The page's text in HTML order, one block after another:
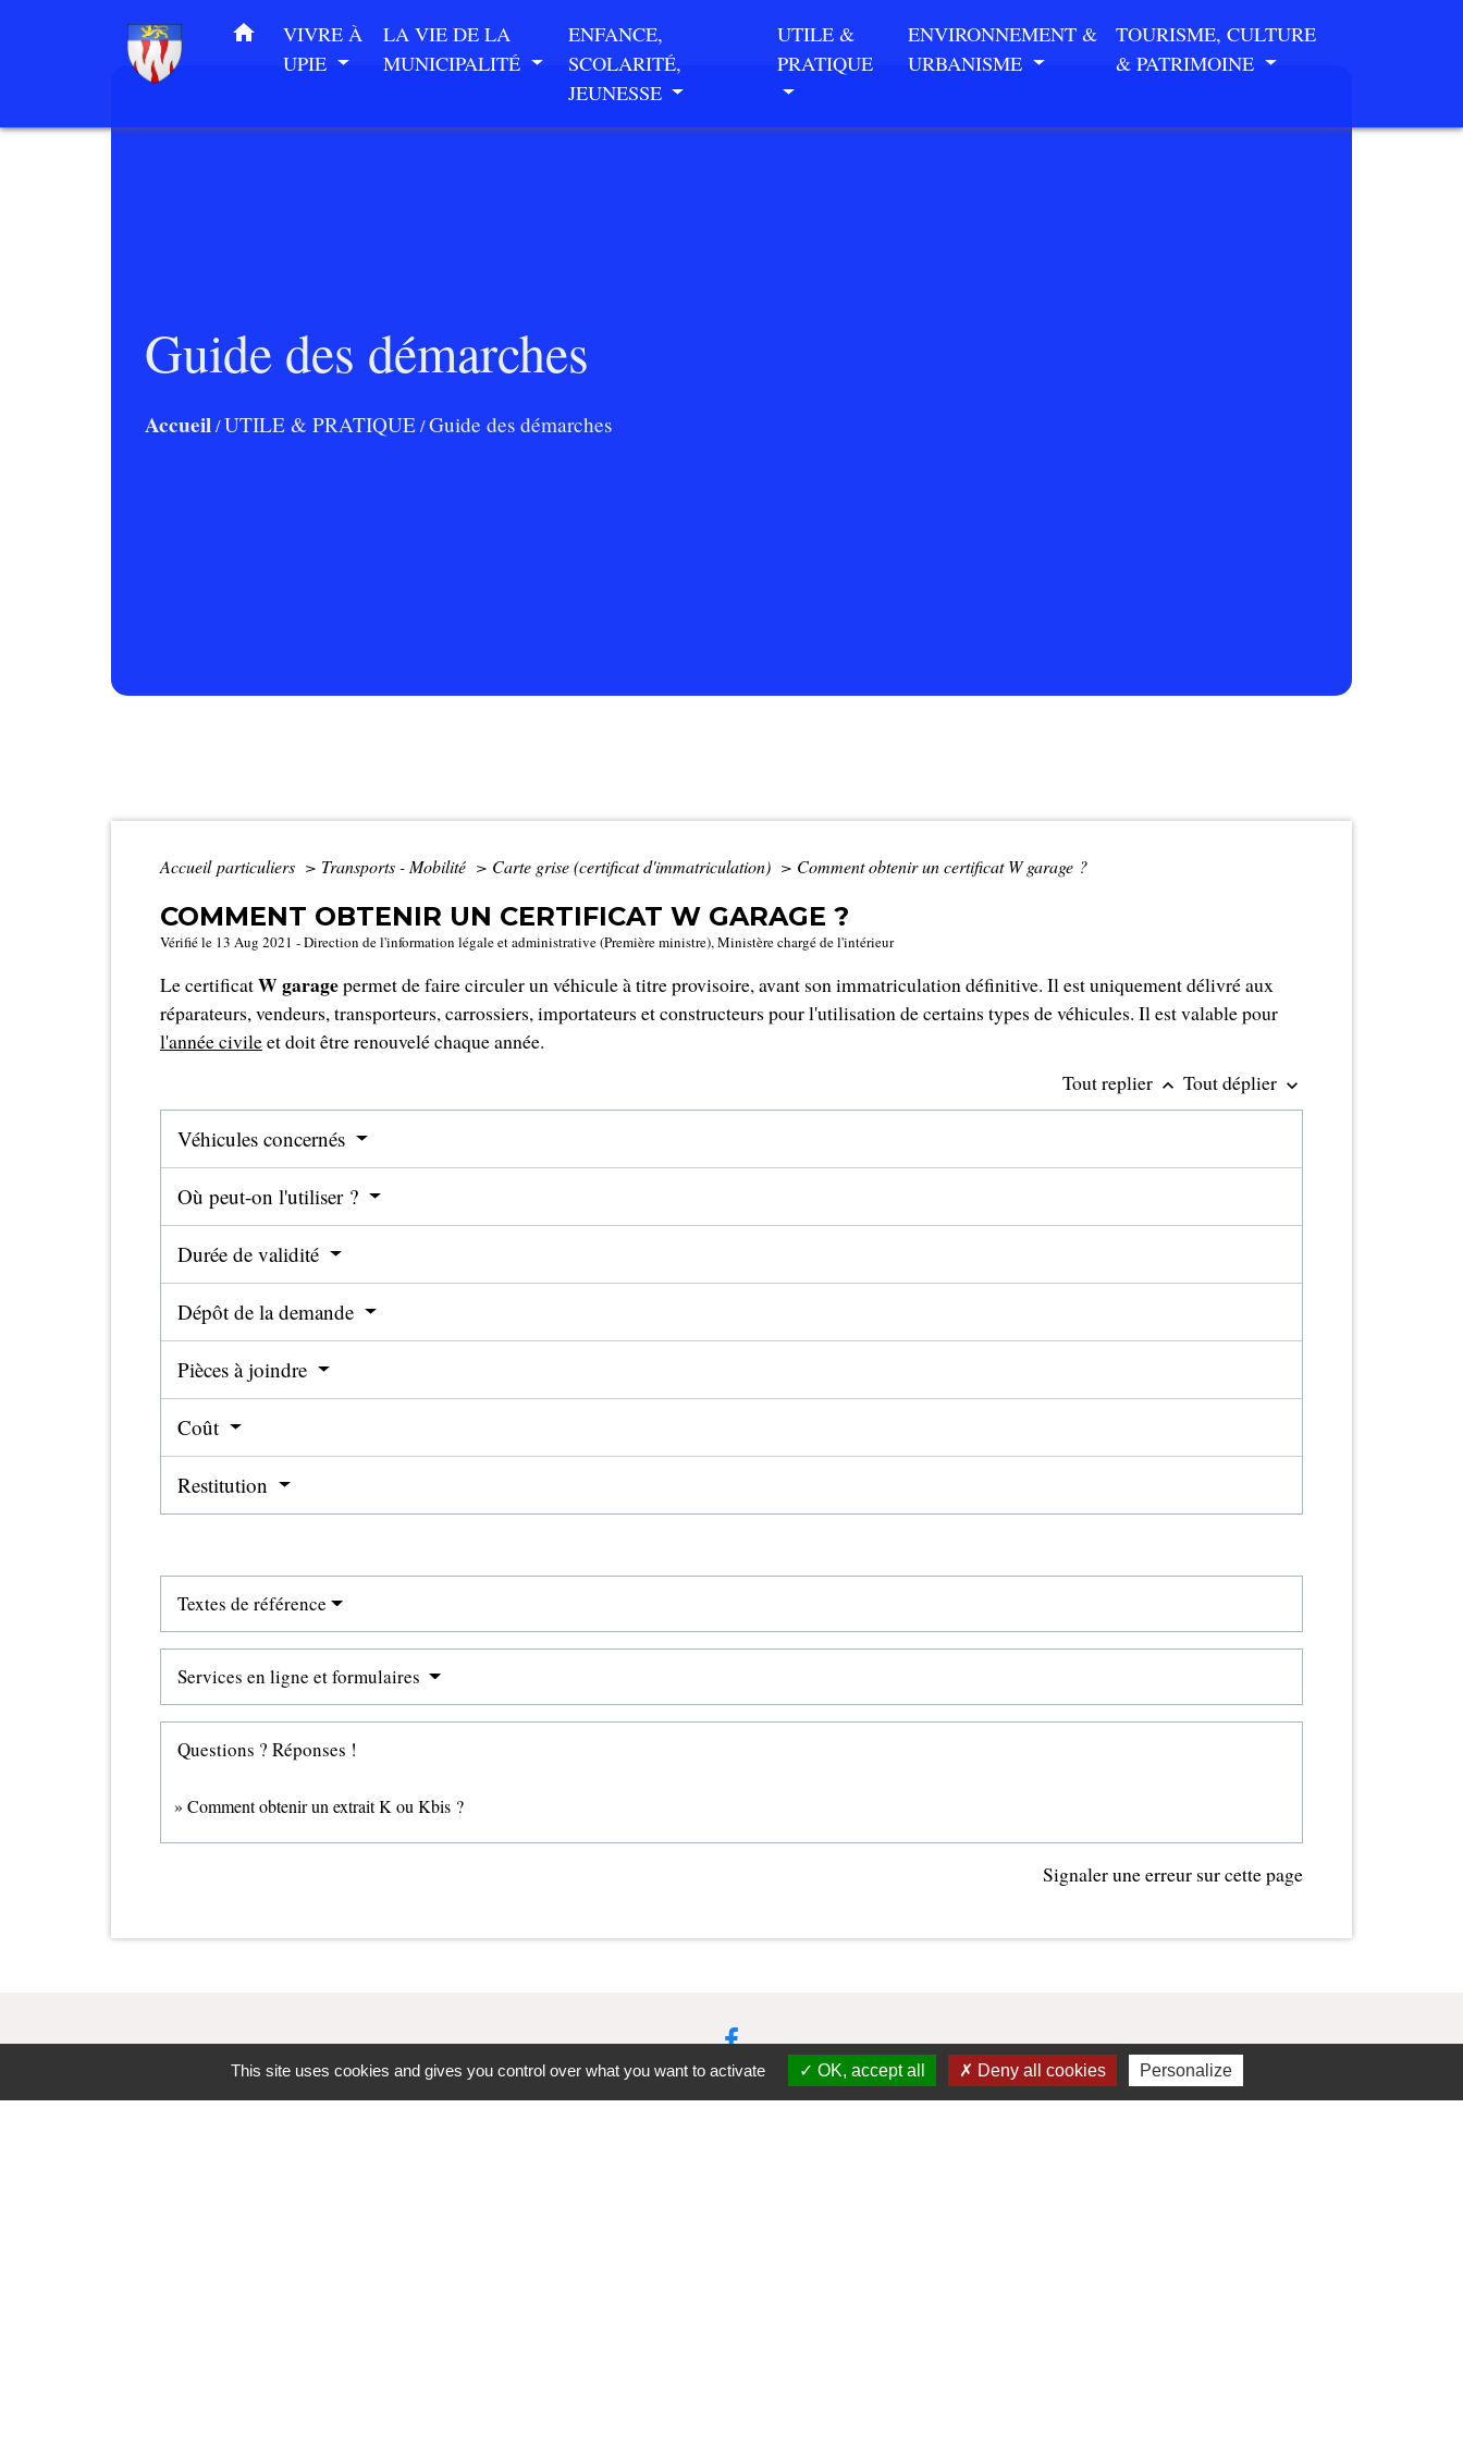
home
VIVRE À
UPIE
LA VIE DE LA
MUNICIPALITÉ
ENFANCE,
SCOLARITÉ,
JEUNESSE
UTILE &
PRATIQUE
ENVIRONNEMENT &
URBANISME
TOURISME, CULTURE
& PATRIMOINE
Guide des démarches
Accueil/UTILE & PRATIQUE/Guide des démarches
Accueil particuliers > Transports - Mobilité > Carte grise (certificat d'immatriculation) > Comment obtenir un certificat W garage ?
COMMENT OBTENIR UN CERTIFICAT W GARAGE ?
Vérifié le 13 Aug 2021 - Direction de l'information légale et administrative (Première ministre), Ministère chargé de l'intérieur
Le certificatW garagepermet de faire circuler un véhicule à titre provisoire, avant son immatriculation définitive. Il est uniquement délivré aux
réparateurs, vendeurs, transporteurs, carrossiers, importateurs et constructeurs pour l'utilisation de certains types de véhicules. Il est valable pour
l'année civileet doit être renouvelé chaque année.
Tout replier keyboard_arrow_up Tout déplier keyboard_arrow_down
Véhicules concernés
Où peut-on l'utiliser ?
Durée de validité
Dépôt de la demande
Pièces à joindre
Coût
Restitution
Textes de référence
Services en ligne et formulaires
Questions ? Réponses !
Comment obtenir un extrait K ou Kbis ?
Signaler une erreur sur cette page
This site uses cookies and gives you control over what you want to activate OK, accept all Deny all cookies Personalize